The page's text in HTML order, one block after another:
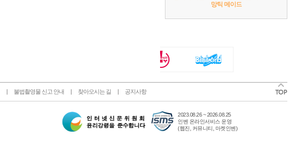
망틱 메이드
불법촬영물 신고 안내 찾아오시는 길 공지사항
터
2023.08.26 ~ 2026.08.25
인벤 온라인서비스 운영
(웹진, 커뮤니티, 마켓인벤)